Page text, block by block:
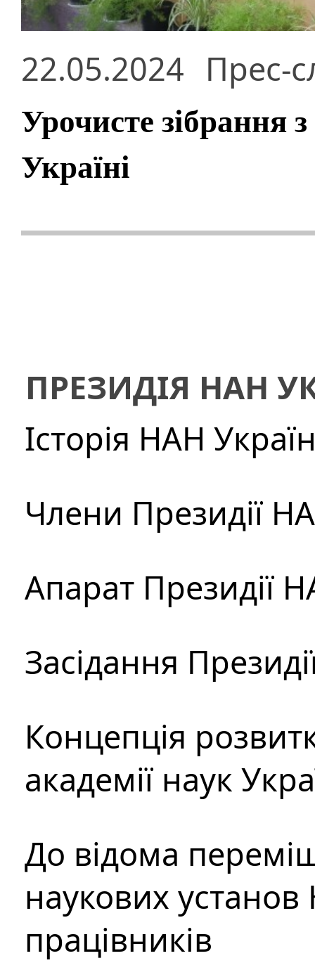
22.05.2024 Прес-
Урочисте зібрання
Україні
ПРЕЗИДІЯ НАН
Історія НАН
Члени Президії
Апарат Президії
Засідання
Концепція
академії наук
До відома
наукових установ
працівників